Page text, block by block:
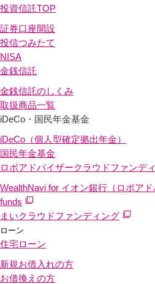
投資信託TOP
証券口座開設
投信つみたて
NISA
金銭信託
金銭信託のしくみ
取扱商品一覧
iDeCo・国民年金基金
iDeCo（個人型確定拠出年金）
国民年金基金
ロボアドバイザークラウドファンデ
WealthNavi for イオン銀行（ロボアド
funds
まいクラウドファンディング
ローン
住宅ローン
新規お借入れの方
お借換えの方